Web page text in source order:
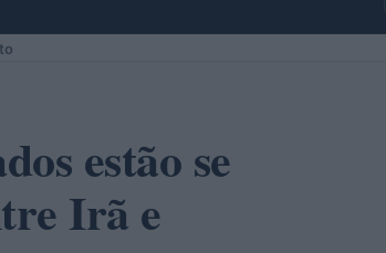
estão se
Irã e